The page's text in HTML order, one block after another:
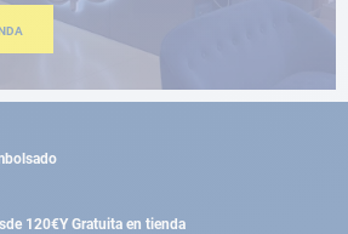
120€Y Gratuita en tienda